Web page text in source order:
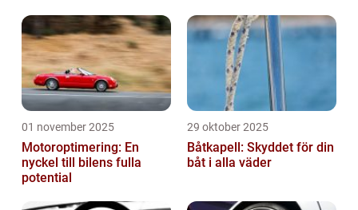
01 november 2025
Motoroptimering: En
nyckel till bilens fulla
potential
29 oktober 2025
Båtkapell: Skyddet för din
båt i alla väder